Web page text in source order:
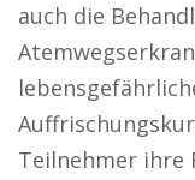
auch die
Teilnehmer ihre